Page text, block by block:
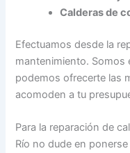
Calderas de
Efectuamos desde la
mantenimiento. Somos
podemos ofrecerte las
acomoden a tu
Para la reparación de
Río no dude en